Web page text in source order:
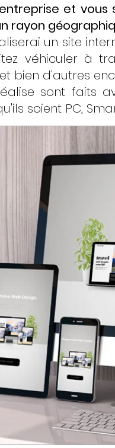
et
rayon
un site
véhiculer à
bien d'autres
sont faits
soient PC,